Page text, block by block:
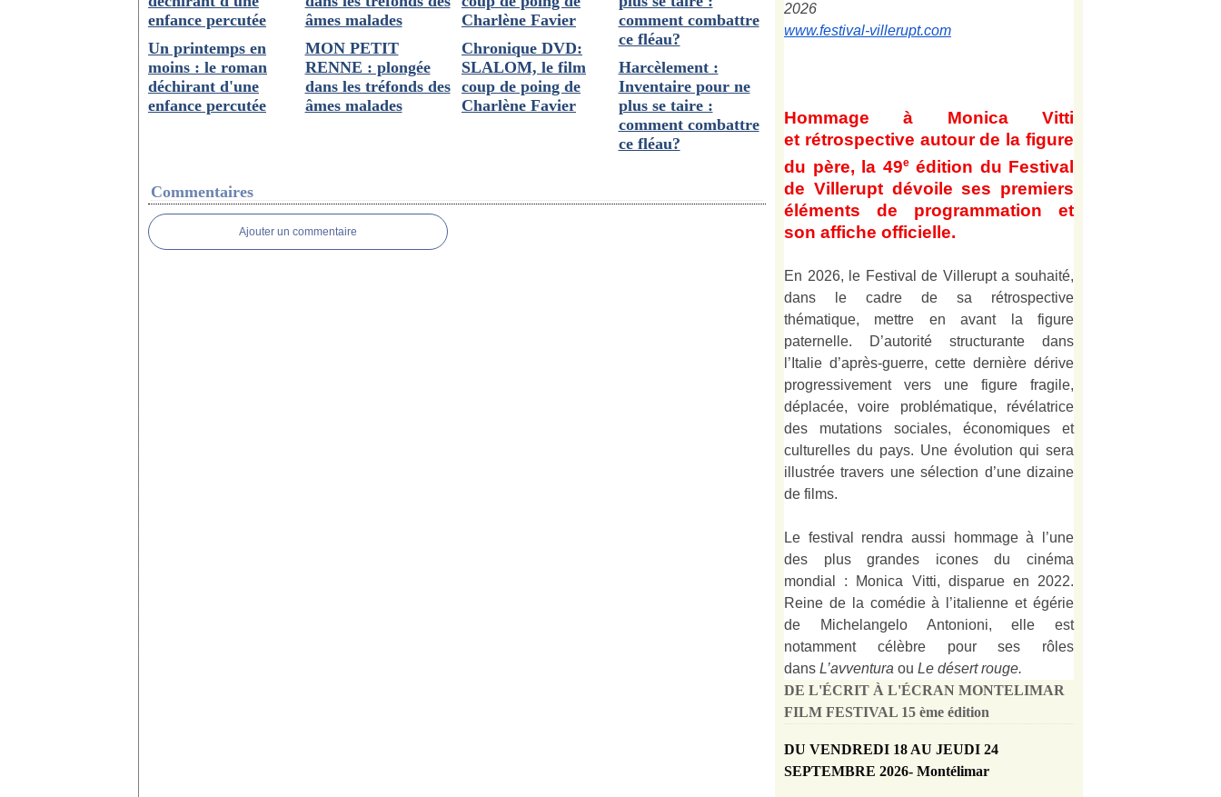
Un printemps en
moins : le roman
déchirant d'une
enfance percutée
MON PETIT
RENNE : plongée
dans les tréfonds des
âmes malades
Chronique DVD:
SLALOM, le film
coup de poing de
Charlène Favier
Harcèlement :
Inventaire pour ne
plus se taire :
comment combattre
ce fléau?
Commentaires
Ajouter un commentaire
2026
www.festival-villerupt.com
Hommage à Monica Vitti
et rétrospective autour de la figure
du père, la 49e édition du Festival
de Villerupt dévoile ses premiers
éléments de programmation et
son affiche officielle.
En 2026, le Festival de Villerupt a souhaité,
dans le cadre de sa rétrospective
thématique, mettre en avant la figure
paternelle. D’autorité structurante dans
l’Italie d’après-guerre, cette dernière dérive
progressivement vers une figure fragile,
déplacée, voire problématique, révélatrice
des mutations sociales, économiques et
culturelles du pays. Une évolution qui sera
illustrée travers une sélection d’une dizaine
de films.
Le festival rendra aussi hommage à l’une
des plus grandes icones du cinéma
mondial : Monica Vitti, disparue en 2022.
Reine de la comédie à l’italienne et égérie
de Michelangelo Antonioni, elle est
notamment célèbre pour ses rôles
dans L’avventura ou Le désert rouge.
DE L'ÉCRIT À L'ÉCRAN MONTELIMAR
FILM FESTIVAL 15 ème édition
DU VENDREDI 18 AU JEUDI 24
SEPTEMBRE 2026- Montélimar